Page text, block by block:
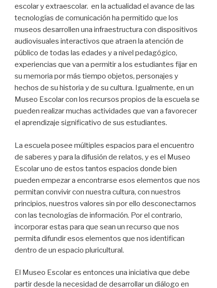
escolar y extraescolar. en la actualidad el avance de las
tecnologías de comunicación ha permitido que los
museos desarrollen una infraestructura con dispositivos
audiovisuales interactivos que atraen la atención de
público de todas las edades y a nivel pedagógico,
experiencias que van a permitir a los estudiantes fijar en
su memoria por más tiempo objetos, personajes y
hechos de su historia y de su cultura. Igualmente, en un
Museo Escolar con los recursos propios de la escuela se
pueden realizar muchas actividades que van a favorecer
el aprendizaje significativo de sus estudiantes.
La escuela posee múltiples espacios para el encuentro
de saberes y para la difusión de relatos, y es el Museo
Escolar uno de estos tantos espacios donde bien
pueden empezar a encontrarse esos elementos que nos
permitan convivir con nuestra cultura, con nuestros
principios, nuestros valores sin por ello desconectarnos
con las tecnologías de información. Por el contrario,
incorporar estas para que sean un recurso que nos
permita difundir esos elementos que nos identifican
dentro de un espacio pluricultural.
El Museo Escolar es entonces una iniciativa que debe
partir desde la necesidad de desarrollar un diálogo en